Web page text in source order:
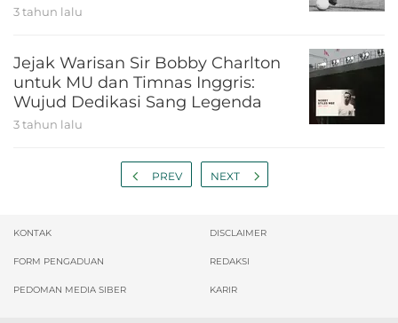
3 tahun lalu
Jejak Warisan Sir Bobby Charlton
untuk MU dan Timnas Inggris:
Wujud Dedikasi Sang Legenda
3 tahun lalu
PREV NEXT
KONTAK DISCLAIMER
FORM PENGADUAN REDAKSI
PEDOMAN MEDIA SIBER KARIR